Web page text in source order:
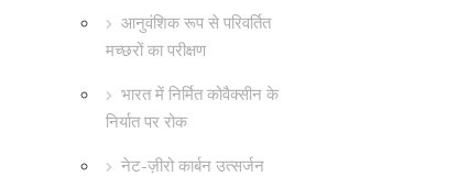
आनुवंशिक रूप से परिवर्तित
मच्छरों का परीक्षण
भारत में निर्मित कोवैक्सीन के
निर्यात पर रोक
नेट-ज़ीरो कार्बन उत्सर्जन